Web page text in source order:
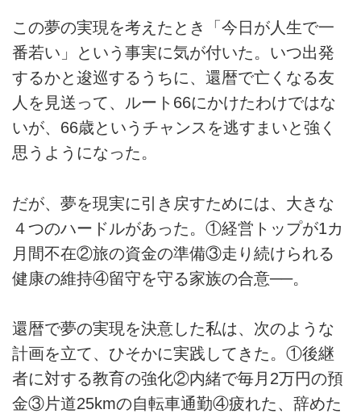
この夢の実現を考えたとき「今日が人生で一
番若い」という事実に気が付いた。いつ出発
するかと逡巡するうちに、還暦で亡くなる友
人を見送って、ルート66にかけたわけではな
いが、66歳というチャンスを逃すまいと強く
思うようになった。
だが、夢を現実に引き戻すためには、大きな
４つのハードルがあった。①経営トップが1カ
月間不在②旅の資金の準備③走り続けられる
健康の維持④留守を守る家族の合意──。
還暦で夢の実現を決意した私は、次のような
計画を立て、ひそかに実践してきた。①後継
者に対する教育の強化②内緒で毎月2万円の預
金③片道25kmの自転車通勤④疲れた、辞めた